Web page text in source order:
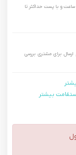
مرسوله شما در صورت ارسال با پیک حداکثر تا 24 ساعت و با پست حداکثر تا
برای مشتری بررسی
بیشتر